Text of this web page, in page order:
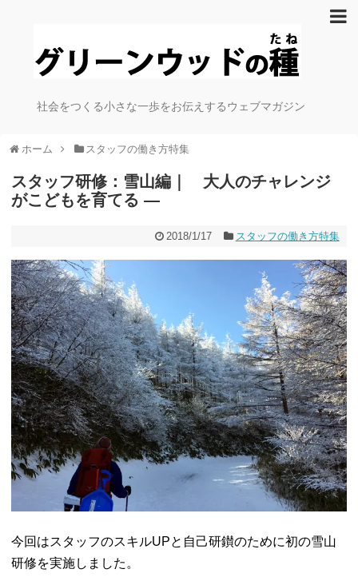
社会をつくる小さな一歩をお伝えするウェブマガジン
ホーム スタッフの働き方特集
スタッフ研修：雪山編｜ 大人のチャレンジ
がこどもを育てる —
2018/1/17 スタッフの働き方特集
今回はスタッフのスキルUPと自己研鑚のために初の雪山
研修を実施しました。